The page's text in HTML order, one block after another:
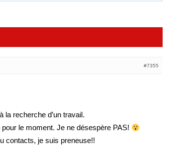
#7355
la recherche d’un travail.
le moment. Je ne désespère PAS!
contacts, je suis preneuse!!